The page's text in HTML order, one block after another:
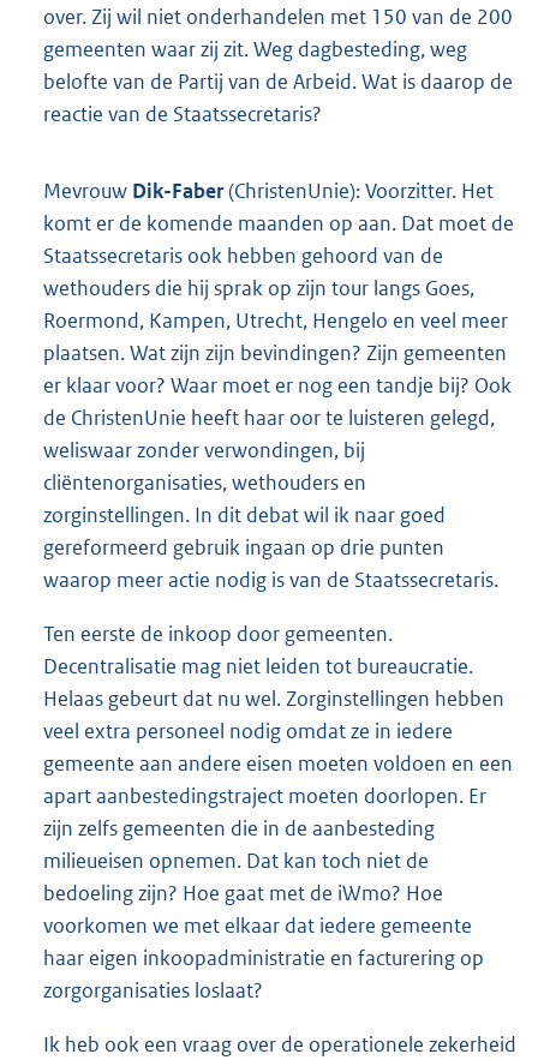
over. Zij wil niet onderhandelen met 150 van de 200
gemeenten waar zij zit. Weg dagbesteding, weg
belofte van de Partij van de Arbeid. Wat is daarop de
reactie van de Staatssecretaris?
Mevrouw Dik-Faber(ChristenUnie): Voorzitter. Het
komt er de komende maanden op aan. Dat moet de
Staatssecretaris ook hebben gehoord van de
wethouders die hij sprak op zijn tour langs Goes,
Roermond, Kampen, Utrecht, Hengelo en veel meer
plaatsen. Wat zijn zijn bevindingen? Zijn gemeenten
er klaar voor? Waar moet er nog een tandje bij? Ook
de ChristenUnie heeft haar oor te luisteren gelegd,
weliswaar zonder verwondingen, bij
cliëntenorganisaties, wethouders en
zorginstellingen. In dit debat wil ik naar goed
gereformeerd gebruik ingaan op drie punten
waarop meer actie nodig is van de Staatssecretaris.
Ten eerste de inkoop door gemeenten.
Decentralisatie mag niet leiden tot bureaucratie.
Helaas gebeurt dat nu wel. Zorginstellingen hebben
veel extra personeel nodig omdat ze in iedere
gemeente aan andere eisen moeten voldoen en een
apart aanbestedingstraject moeten doorlopen. Er
zijn zelfs gemeenten die in de aanbesteding
milieueisen opnemen. Dat kan toch niet de
bedoeling zijn? Hoe gaat met de iWmo? Hoe
voorkomen we met elkaar dat iedere gemeente
haar eigen inkoopadministratie en facturering op
zorgorganisaties loslaat?
Ik heb ook een vraag over de operationele zekerheid